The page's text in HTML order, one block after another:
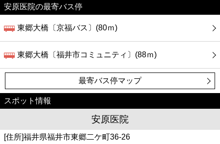
ショッピング
銀行
公共
安原医院の最寄バス停
東郷大橋〔京福バス〕(80ｍ)
東郷大橋〔福井市コミュニティ〕(88ｍ)
最寄バス停マップ
スポット情報
安原医院
[住所]福井県福井市東郷二ケ町36-26